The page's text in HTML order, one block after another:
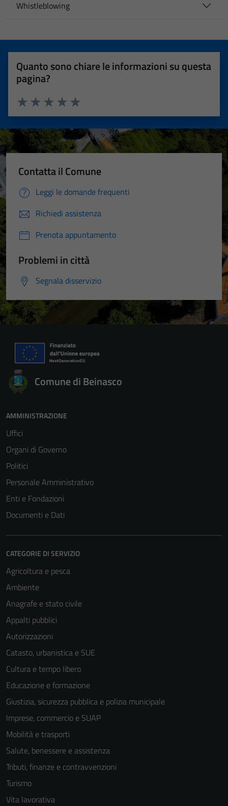
Whistleblowing
Quanto sono chiare le informazioni su questa
pagina?
Valuta 5 stelle su 5
Valuta 4 stelle su 5
Valuta 3 stelle su 5
Valuta 2 stelle su 5
Valuta 1 stelle su 5
Contatta il Comune
Leggi le domande frequenti
Richiedi assistenza
Prenota appuntamento
Problemi in città
Segnala disservizio
Comune di Beinasco
AMMINISTRAZIONE
Uffici
Organi di Governo
Politici
Personale Amministrativo
Enti e Fondazioni
Documenti e Dati
CATEGORIE DI SERVIZIO
Agricoltura e pesca
Ambiente
Anagrafe e stato civile
Appalti pubblici
Autorizzazioni
Catasto, urbanistica e SUE
Cultura e tempo libero
Educazione e formazione
Giustizia, sicurezza pubblica e polizia municipale
Imprese, commercio e SUAP
Mobilità e trasporti
Salute, benessere e assistenza
Tributi, finanze e contravvenzioni
Turismo
Vita lavorativa
Tecnici